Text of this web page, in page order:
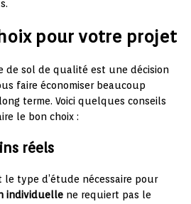
pour votre projet
de sol de qualité est une décision
faire économiser beaucoup
terme. Voici quelques conseils
le bon choix :
réels
le type d’étude nécessaire pour
individuelle ne requiert pas le